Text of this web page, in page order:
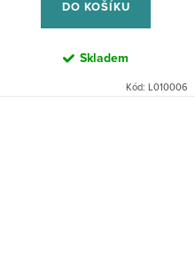
DO KOŠÍKU
Skladem
Kód: L010006